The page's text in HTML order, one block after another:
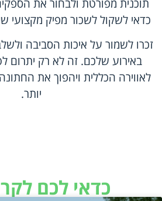
תוכנית מפורטת ולבחור את
כדאי לשקול לשכור מפיק מקצועי
זכרו לשמור על איכות הסביבה
באירוע שלכם. זה לא רק יתרום
לאווירה הכללית ויהפוך את
יותר.
כדאי לכם